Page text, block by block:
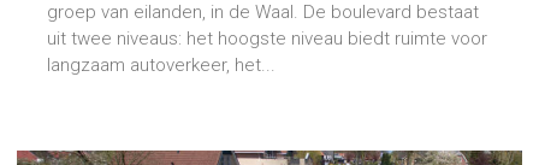
groep van eilanden, in de Waal. De boulevard bestaat
uit twee niveaus: het hoogste niveau biedt ruimte voor
langzaam autoverkeer, het...